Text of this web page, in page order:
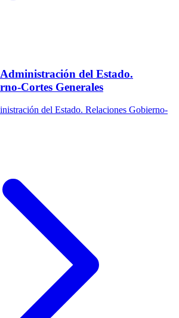
del Estado.
Cortes Generales
del Estado. Relaciones Gobierno-